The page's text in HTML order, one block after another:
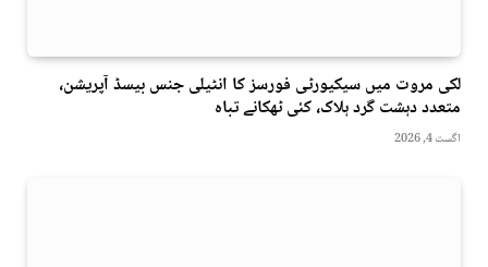
لکی مروت میں سیکیورٹی فورسز کا انٹیلی جنس بیسڈ آپریشن،
متعدد دہشت گرد ہلاک، کئی ٹھکانے تباہ
اگست 4, 2026